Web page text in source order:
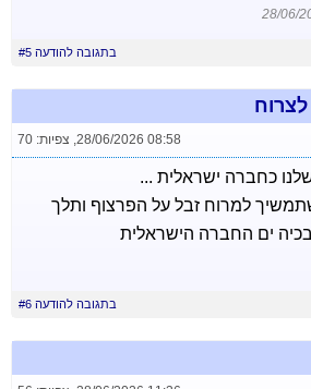
28/06/
בתגובה להודעה #5
28/06/2026 08:58
, צפיות: 70
כחברה ישראלית ...
למרוח זבל על הפרצוף ותלך
ים החברה הישראלית
בתגובה להודעה #6